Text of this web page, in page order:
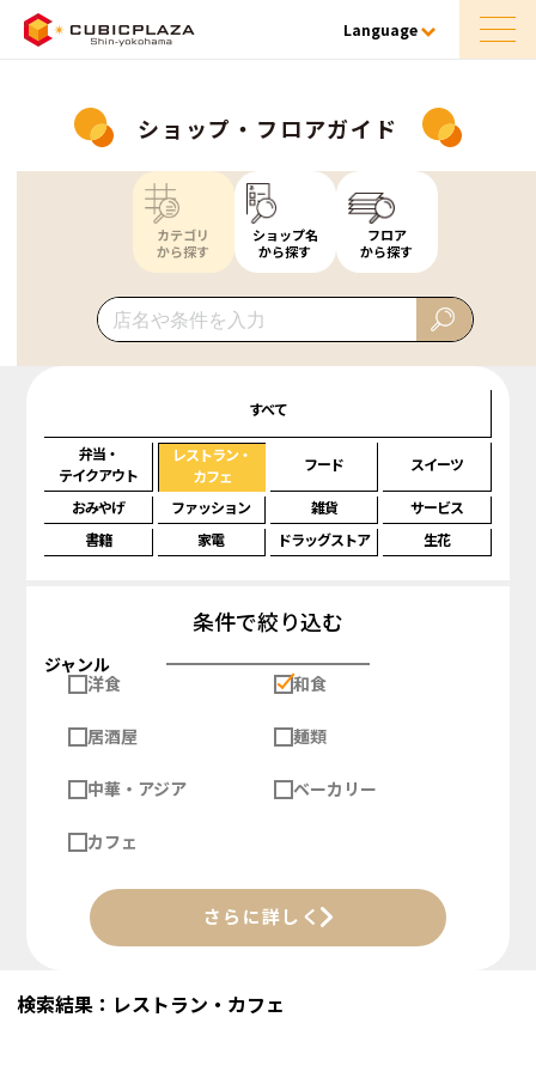
Language
ショップ・フロアガイド
カテゴリ
から探す
ショップ名
から探す
フロア
から探す
すべて
弁当・
テイクアウト
レストラン・
カフェ
フード スイーツ
おみやげ ファッション 雑貨
サービス
書籍
家電 ドラッグストア 生花
条件で絞り込む
ジャンル
洋食
和食
居酒屋 麺類
中華・アジア ベーカリー
カフェ
さらに詳しく
検索結果：レストラン・カフェ